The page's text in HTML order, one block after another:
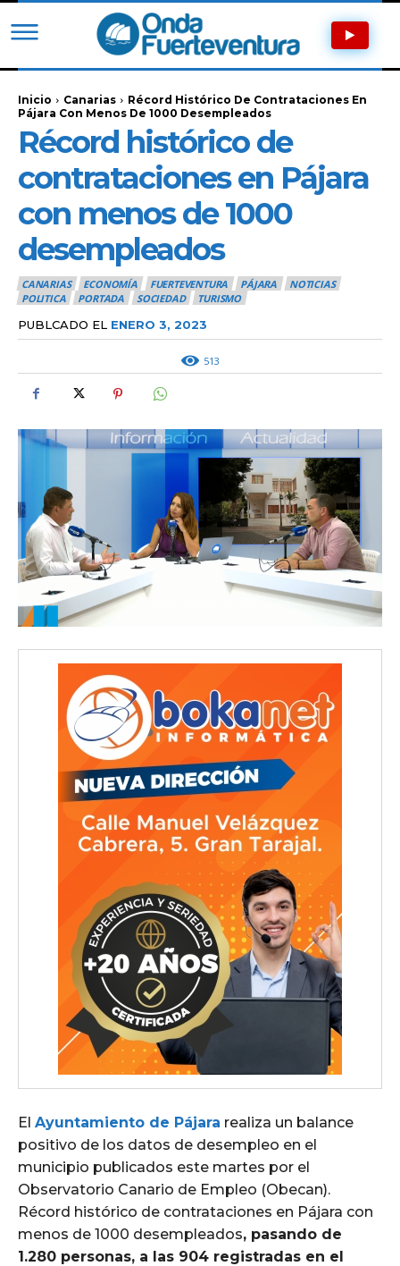
Inicio Canarias
Récord Histórico De Contrataciones En
Pájara Con Menos De 1000 Desempleados
Récord histórico de
contrataciones en Pájara
con menos de 1000
desempleados
CANARIAS ECONOMÍA FUERTEVENTURA PÁJARA
NOTICIAS
POLITICA
PORTADA SOCIEDAD TURISMO
PUBLCADO EL ENERO 3, 2023
513
El Ayuntamiento de Pájara realiza un balance
positivo de los datos de desempleo en el
municipio publicados este martes por el
Observatorio Canario de Empleo (Obecan).
Récord histórico de contrataciones en Pájara con
menos de 1000 desempleados, pasando de
1.280 personas, a las 904 registradas en el